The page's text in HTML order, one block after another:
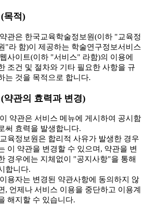
목적)
관은 한국교육학술정보원(이하 "교육정
"라 함)이 제공하는 학술연구정보서비스
사이트(이하 "서비스" 라함)의 이용에
조건 및 절차와 기타 필요한 사항을 규
는 것을 목적으로 합니다.
약관의 효력과 변경)
약관은 서비스 메뉴에 게시하여 공시함
써 효력을 발생합니다.
육정보원은 합리적 사유가 발생한 경우
이 약관을 변경할 수 있으며, 약관을 변
경우에는 지체없이 "공지사항"을 통해
합니다.
용자는 변경된 약관사항에 동의하지 않
, 언제나 서비스 이용을 중단하고 이용계
해지할 수 있습니다.